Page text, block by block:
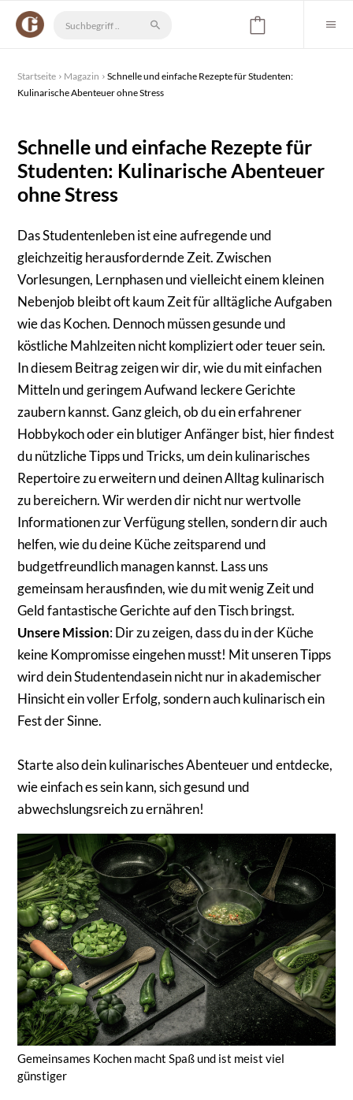
Startseite Magazin
Schnelle und einfache Rezepte für Studenten:
Kulinarische Abenteuer ohne Stress
Schnelle und einfache Rezepte für
Studenten: Kulinarische Abenteuer
ohne Stress
Das Studentenleben ist eine aufregende und
gleichzeitig herausfordernde Zeit. Zwischen
Vorlesungen, Lernphasen und vielleicht einem kleinen
Nebenjob bleibt oft kaum Zeit für alltägliche Aufgaben
wie das Kochen. Dennoch müssen gesunde und
köstliche Mahlzeiten nicht kompliziert oder teuer sein.
In diesem Beitrag zeigen wir dir, wie du mit einfachen
Mitteln und geringem Aufwand leckere Gerichte
zaubern kannst. Ganz gleich, ob du ein erfahrener
Hobbykoch oder ein blutiger Anfänger bist, hier findest
du nützliche Tipps und Tricks, um dein kulinarisches
Repertoire zu erweitern und deinen Alltag kulinarisch
zu bereichern. Wir werden dir nicht nur wertvolle
Informationen zur Verfügung stellen, sondern dir auch
helfen, wie du deine Küche zeitsparend und
budgetfreundlich managen kannst. Lass uns
gemeinsam herausfinden, wie du mit wenig Zeit und
Geld fantastische Gerichte auf den Tisch bringst.
Unsere Mission: Dir zu zeigen, dass du in der Küche
keine Kompromisse eingehen musst! Mit unseren Tipps
wird dein Studentendasein nicht nur in akademischer
Hinsicht ein voller Erfolg, sondern auch kulinarisch ein
Fest der Sinne.
Starte also dein kulinarisches Abenteuer und entdecke,
wie einfach es sein kann, sich gesund und
abwechslungsreich zu ernähren!
Gemeinsames Kochen macht Spaß und ist meist viel
günstiger